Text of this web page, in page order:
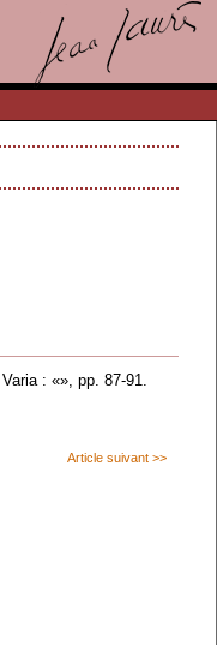
, Varia : «», pp. 87-91.
Article suivant >>